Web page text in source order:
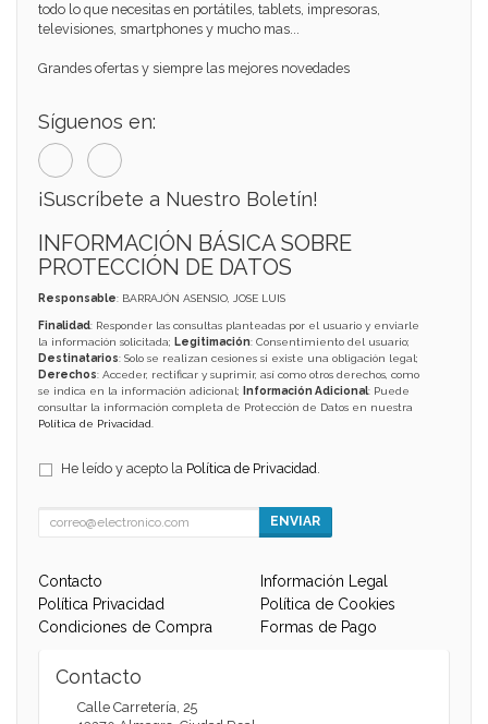
todo lo que necesitas en portátiles, tablets, impresoras,
televisiones, smartphones y mucho mas...
Grandes ofertas y siempre las mejores novedades
Síguenos en:
¡Suscríbete a Nuestro Boletín!
INFORMACIÓN BÁSICA SOBRE
PROTECCIÓN DE DATOS
Responsable: BARRAJÓN ASENSIO, JOSE LUIS
Finalidad: Responder las consultas planteadas por el usuario y enviarle
la información solicitada; Legitimación: Consentimiento del usuario;
Destinatarios: Solo se realizan cesiones si existe una obligación legal;
Derechos: Acceder, rectificar y suprimir, así como otros derechos, como
se indica en la información adicional;
Información Adicional: Puede
consultar la información completa de Protección de Datos en nuestra
Política de Privacidad
He leído y acepto la Política de Privacidad.
ENVIAR
Contacto
Información Legal
Política Privacidad
Política de Cookies
Condiciones de Compra
Formas de Pago
Contacto
Calle Carretería, 25